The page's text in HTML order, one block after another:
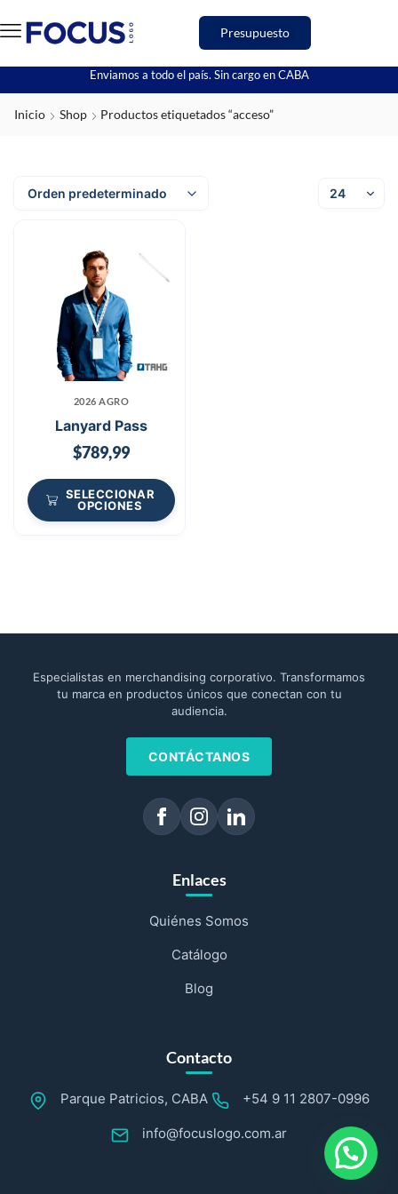
Presupuesto
Enviamos a todo el país. Sin cargo en CABA
Inicio Shop Productos etiquetados “acceso”
2026 AGRO
Lanyard Pass
$789,99
SELECCIONAR
OPCIONES
Especialistas en merchandising corporativo. Transformamos
tu marca en productos únicos que conectan con tu
audiencia.
CONTÁCTANOS
Enlaces
Quiénes Somos
Catálogo
Blog
Contacto
Parque Patricios, CABA +54 9 11 2807-0996
info@focuslogo.com.ar